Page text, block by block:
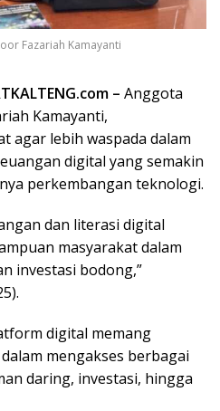
Fazariah Kamayanti
– Anggota
Kamayanti,
agar lebih waspada dalam
digital yang semakin
perkembangan teknologi.
dan literasi digital
masyarakat dalam
investasi bodong,”
digital memang
mengakses berbagai
daring, investasi, hingga